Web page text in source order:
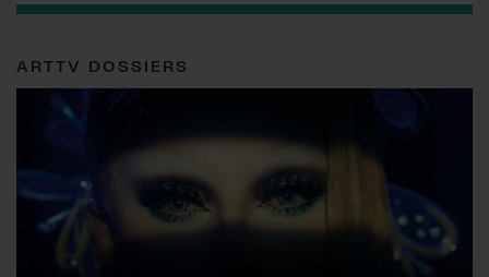
ARTTV DOSSIERS